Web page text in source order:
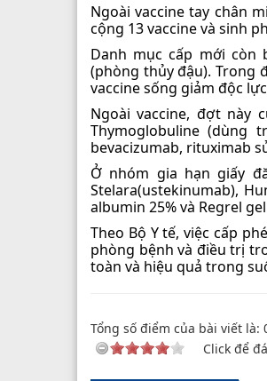
Ngoài vaccine tay chân
cộng 13 vaccine và sinh
Danh mục cấp mới còn
(phòng thủy đậu). Trong
vaccine sống giảm độc
Ngoài vaccine, đợt này
Thymoglobuline (dùng
bevacizumab, rituximab
Ở nhóm gia hạn giấy
Stelara(ustekinumab),
albumin 25% và Regrel
Theo Bộ Y tế, việc cấp
phòng bệnh và điều trị
toàn và hiệu quả trong
Tổng số điểm của bài viết là:
Click để